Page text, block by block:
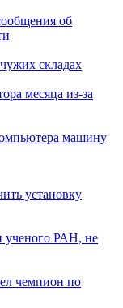
об
складах
месяца из-за
машину
установку
ученого РАН, не
чемпион по